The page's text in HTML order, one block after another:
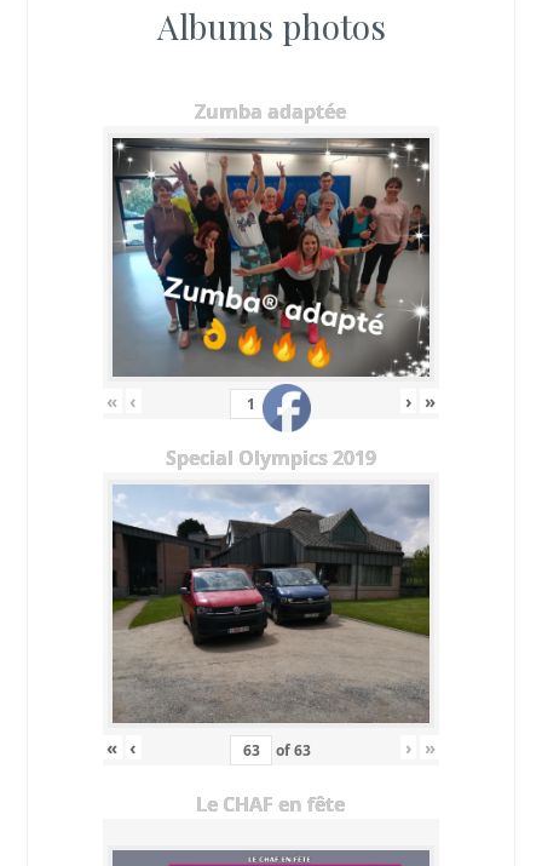
Albums photos
Zumba adaptée
« ‹ of11 › »
Special Olympics 2019
« ‹ of63 › »
Le CHAF en fête